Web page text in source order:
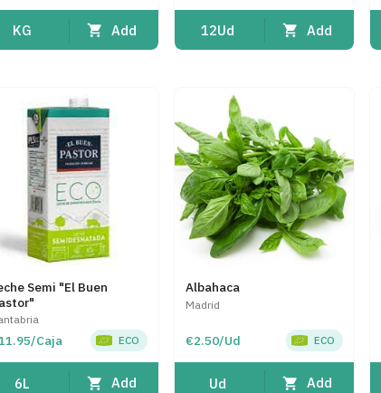
KG Add 12Ud Add
Semi "El Buen
Caja ECO
6L Add
Albahaca
Madrid
€2.50/Ud ECO
Ud Add